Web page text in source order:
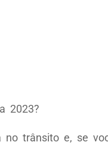
2023?
trânsito e, se